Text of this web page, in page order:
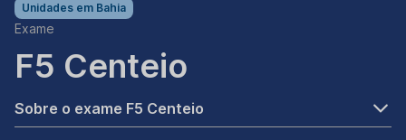
Unidades em Bahia
Exame
F5 Centeio
Sobre o exame F5 Centeio